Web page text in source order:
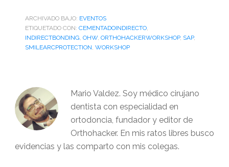
ARCHIVADO BAJO: EVENTOS
ETIQUETADO CON: CEMENTADOINDIRECTO,
INDIRECTBONDING OHW, ORTHOHACKERWORKSHOP, SAP,
SMILEARCPROTECTION WORKSHOP
Mario Valdez. Soy médico cirujano
dentista con especialidad en
ortodoncia, fundador y editor de
Orthohacker. En mis ratos libres busco
evidencias y las comparto con mis colegas.